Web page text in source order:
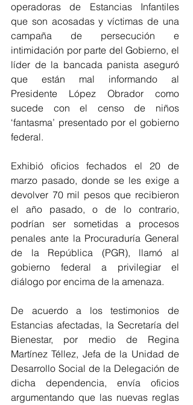
operadoras de Estancias Infantiles
que son acosadas y víctimas de una
campaña de persecución e
intimidación por parte del Gobierno, el
líder de la bancada panista aseguró
que están mal informando al
Presidente López Obrador como
sucede con el censo de niños
‘fantasma’ presentado por el gobierno
federal.
Exhibió oficios fechados el 20 de
marzo pasado, donde se les exige a
devolver 70 mil pesos que recibieron
el año pasado, o de lo contrario,
podrían ser sometidas a procesos
penales ante la Procuraduría General
de la República (PGR), llamó al
gobierno federal a privilegiar el
diálogo por encima de la amenaza.
De acuerdo a los testimonios de
Estancias afectadas, la Secretaría del
Bienestar, por medio de Regina
Martínez Téllez, Jefa de la Unidad de
Desarrollo Social de la Delegación de
dicha dependencia, envía oficios
argumentando que las nuevas reglas